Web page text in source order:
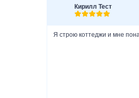
Кирилл Тест
Я строю коттеджи и мне